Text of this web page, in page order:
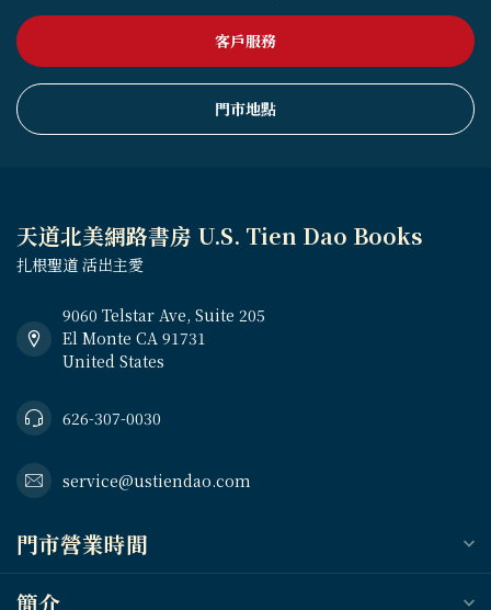
客戶服務
門市地點
天道北美網路書房 U.S. Tien Dao Books
扎根聖道 活出主愛
9060 Telstar Ave, Suite 205
El Monte CA 91731
United States
626-307-0030
service@ustiendao.com
門市營業時間
簡介